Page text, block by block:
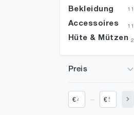
Bekleidung 11
Accessoires 11
Hüte & Mützen 2
Preis
€ €